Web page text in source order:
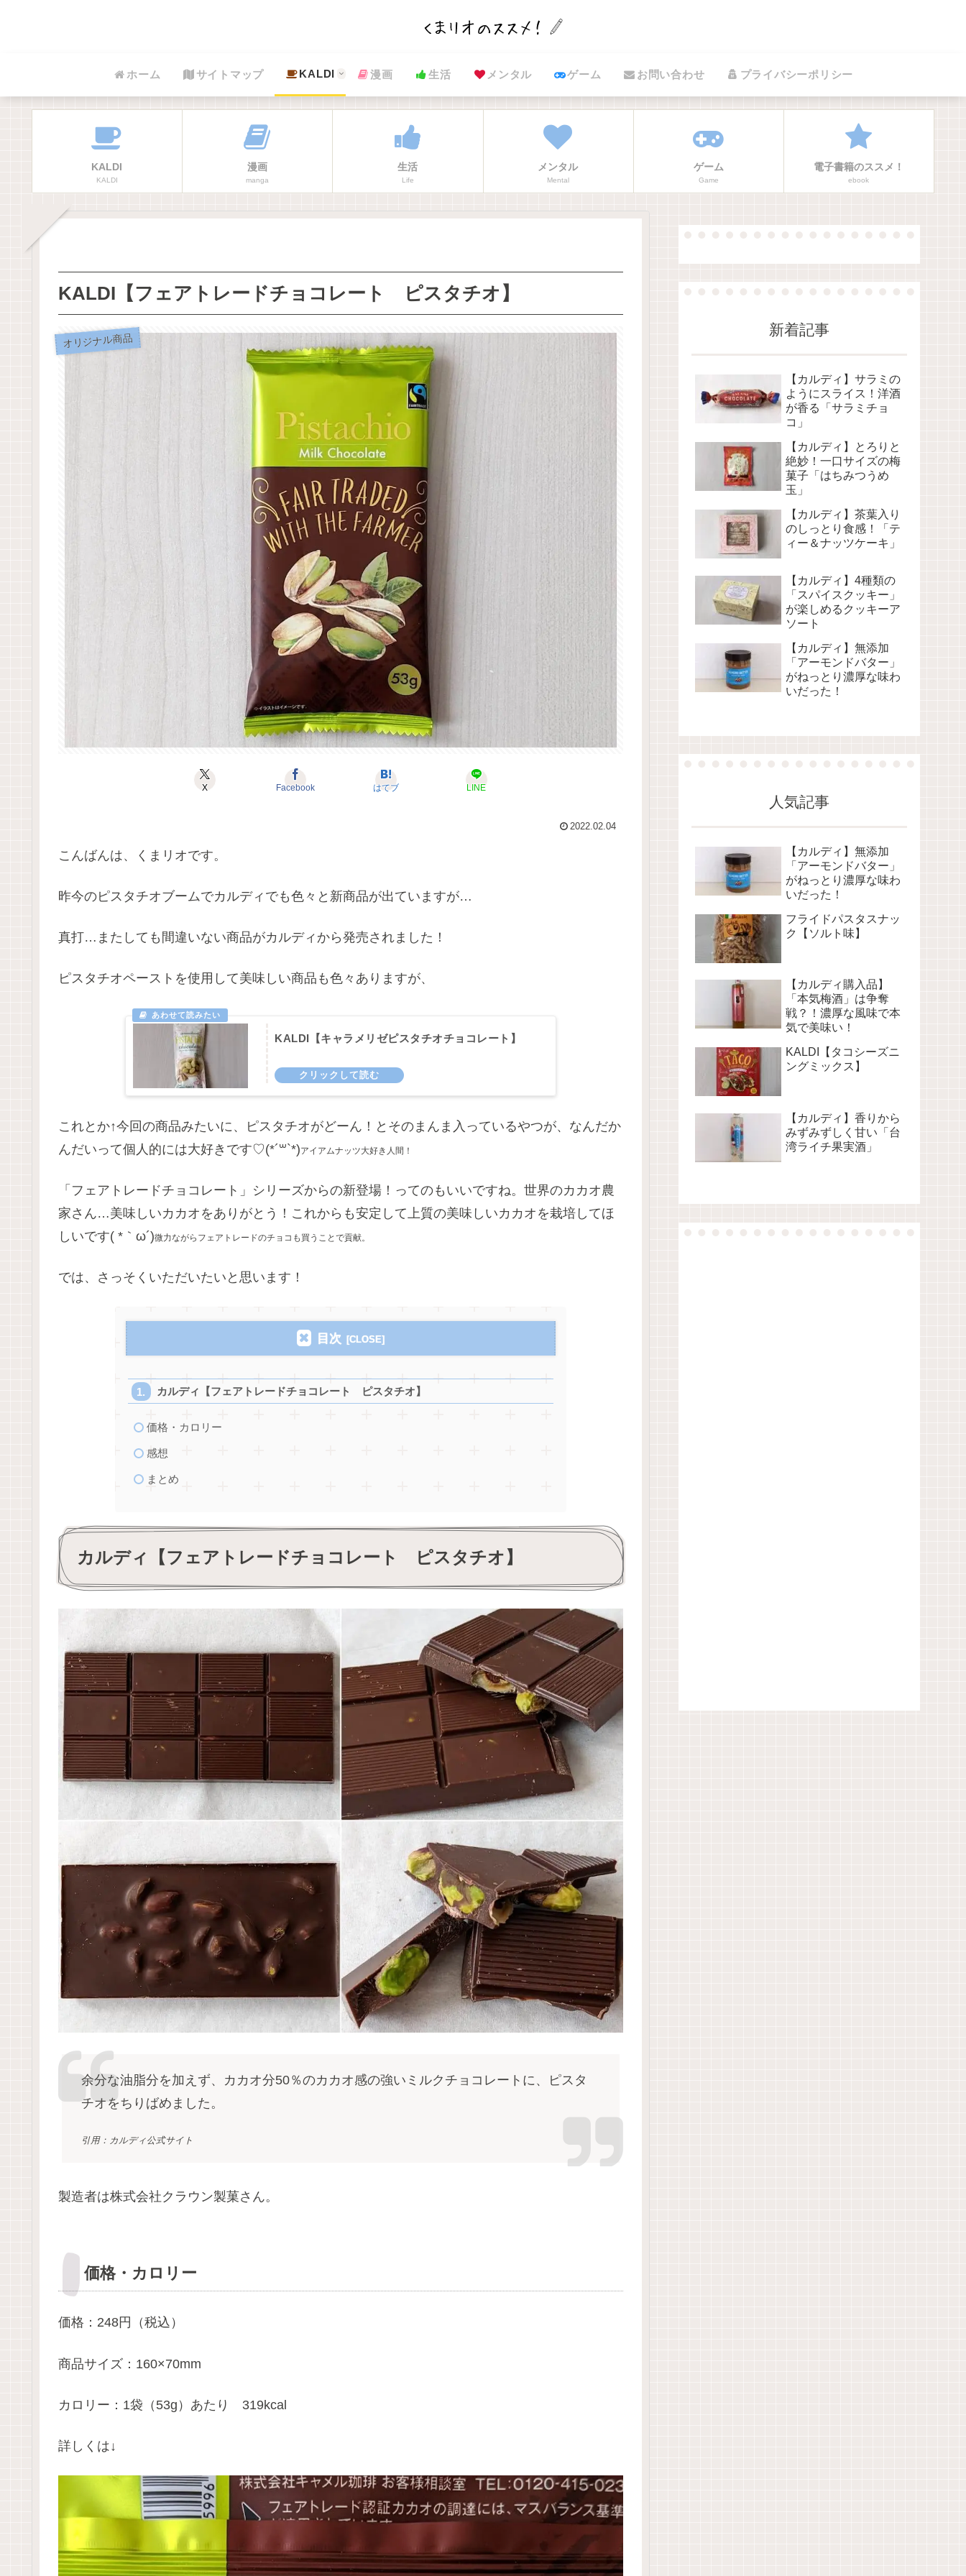
ホーム サイトマップ KALDI 漫画 生活 メンタル ゲーム お問い合わせ プライバシーポリシー
KALDI
KALDI
漫画
manga
生活
Life
メンタル
Mental
ゲーム
Game
電子書籍のススメ！
ebook
KALDI【フェアトレードチョコレート ピスタチオ】
オリジナル商品
X Facebook はてブ LINE
2022.02.04
こんばんは、くまリオです。
昨今のピスタチオブームでカルディでも色々と新商品が出ていますが…
真打…またしても間違いない商品がカルディから発売されました！
ピスタチオペーストを使用して美味しい商品も色々ありますが、
KALDI【キャラメリゼピスタチオチョコレート】
これとか↑今回の商品みたいに、ピスタチオがどーん！とそのまんま入っているやつが、なんだか
んだいって個人的には大好きです♡(*´꒳`*)アイアムナッツ大好き人間！
「フェアトレードチョコレート」シリーズからの新登場！ってのもいいですね。世界のカカオ農
家さん…美味しいカカオをありがとう！これからも安定して上質の美味しいカカオを栽培してほ
しいです( *｀ω´)微力ながらフェアトレードのチョコも買うことで貢献。
では、さっそくいただいたいと思います！
目次
カルディ【フェアトレードチョコレート ピスタチオ】
価格・カロリー
感想
まとめ
カルディ【フェアトレードチョコレート ピスタチオ】
余分な油脂分を加えず、カカオ分50％のカカオ感の強いミルクチョコレートに、ピスタ
チオをちりばめました。
引用：カルディ公式サイト
製造者は株式会社クラウン製菓さん。
価格・カロリー
価格：248円（税込）
商品サイズ：160×70mm
カロリー：1袋（53g）あたり 319kcal
詳しくは↓
新着記事
【カルディ】サラミの
ようにスライス！洋酒
が香る「サラミチョ
コ」
【カルディ】とろりと
絶妙！一口サイズの梅
菓子「はちみつうめ
玉」
【カルディ】茶葉入り
のしっとり食感！「テ
ィー＆ナッツケーキ」
【カルディ】4種類の
「スパイスクッキー」
が楽しめるクッキーア
ソート
【カルディ】無添加
「アーモンドバター」
がねっとり濃厚な味わ
いだった！
人気記事
【カルディ】無添加
「アーモンドバター」
がねっとり濃厚な味わ
いだった！
フライドパスタスナッ
ク【ソルト味】
【カルディ購入品】
「本気梅酒」は争奪
戦？！濃厚な風味で本
気で美味い！
KALDI【タコシーズニ
ングミックス】
【カルディ】香りから
みずみずしく甘い「台
湾ライチ果実酒」